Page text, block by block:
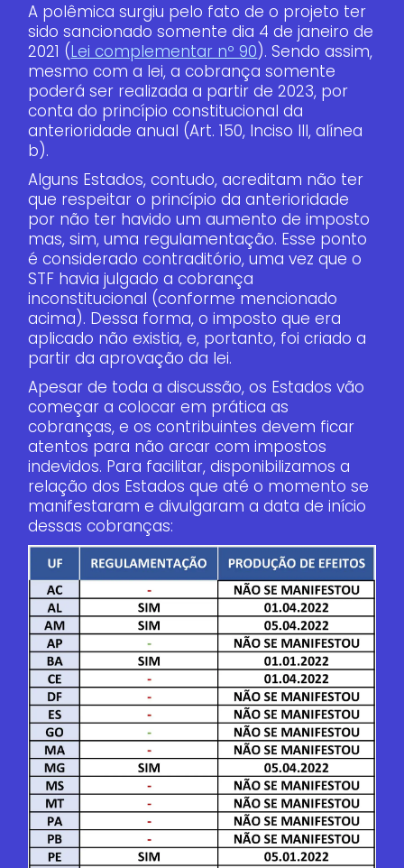
A polêmica surgiu pelo fato de o projeto ter
sido sancionado somente dia 4 de janeiro de
2021 (Lei complementar nº 90). Sendo assim,
mesmo com a lei, a cobrança somente
poderá ser realizada a partir de 2023, por
conta do princípio constitucional da
anterioridade anual (Art. 150, Inciso III, alínea
b).
Alguns Estados, contudo, acreditam não ter
que respeitar o princípio da anterioridade
por não ter havido um aumento de imposto
mas, sim, uma regulamentação. Esse ponto
é considerado contraditório, uma vez que o
STF havia julgado a cobrança
inconstitucional (conforme mencionado
acima). Dessa forma, o imposto que era
aplicado não existia, e, portanto, foi criado a
partir da aprovação da lei.
Apesar de toda a discussão, os Estados vão
começar a colocar em prática as
cobranças, e os contribuintes devem ficar
atentos para não arcar com impostos
indevidos. Para facilitar, disponibilizamos a
relação dos Estados que até o momento se
manifestaram e divulgaram a data de início
dessas cobranças: